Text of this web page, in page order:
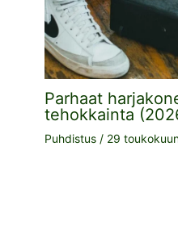
Parhaat
tehokkainta
Puhdistus / 29